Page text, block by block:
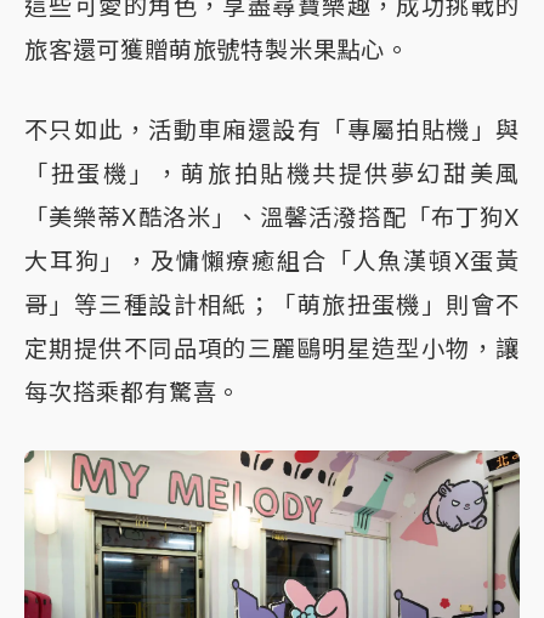
這些可愛的角色，享盡尋寶樂趣，成功挑戰的
旅客還可獲贈萌旅號特製米果點心。
不只如此，活動車廂還設有「專屬拍貼機」與
「扭蛋機」，萌旅拍貼機共提供夢幻甜美風
「美樂蒂X酷洛米」、溫馨活潑搭配「布丁狗X
大耳狗」，及慵懶療癒組合「人魚漢頓X蛋黃
哥」等三種設計相紙；「萌旅扭蛋機」則會不
定期提供不同品項的三麗鷗明星造型小物，讓
每次搭乘都有驚喜。